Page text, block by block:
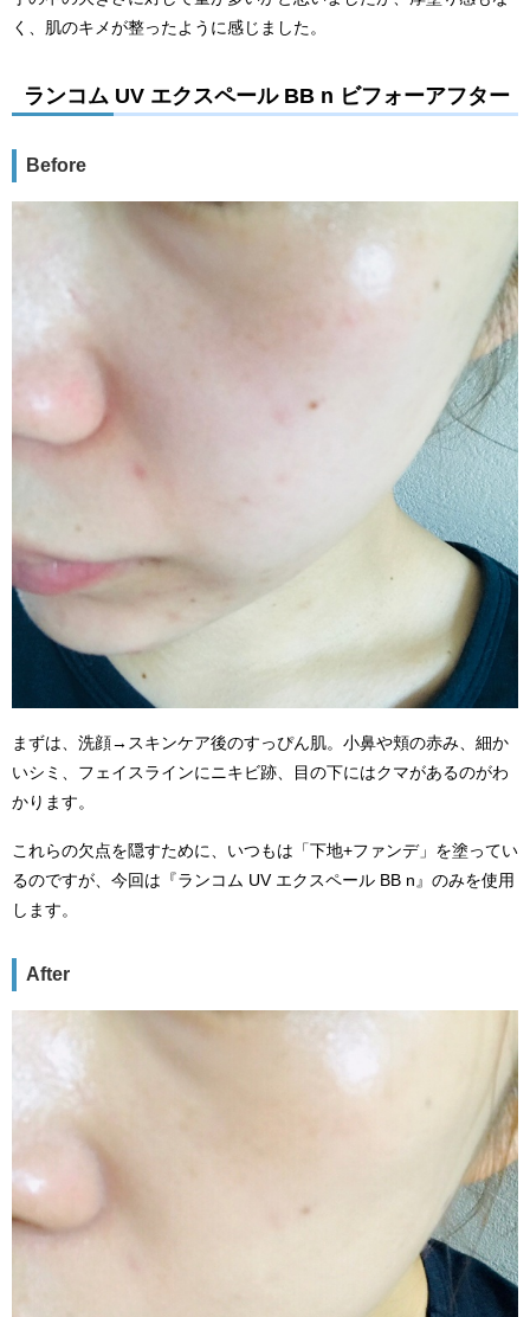
く、肌のキメが整ったように感じました。
ランコム UV エクスペール BB n ビフォーアフター
Before
まずは、洗顔→スキンケア後のすっぴん肌。小鼻や頬の赤み、細か
いシミ、フェイスラインにニキビ跡、目の下にはクマがあるのがわ
かります。
これらの欠点を隠すために、いつもは「下地+ファンデ」を塗ってい
るのですが、今回は『ランコム UV エクスペール BB n』のみを使用
します。
After